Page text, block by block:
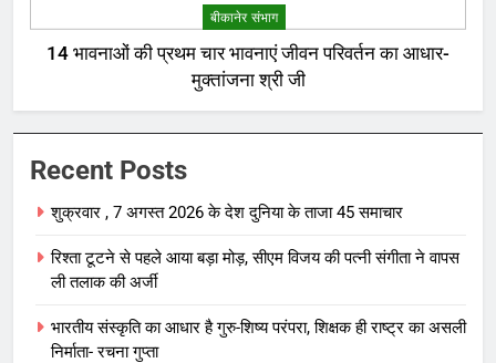
बीकानेर संभाग
14 भावनाओं की प्रथम चार भावनाएं जीवन परिवर्तन का आधार-
मुक्तांजना श्री जी
Recent Posts
शुक्रवार , 7 अगस्त 2026 के देश दुनिया के ताजा 45 समाचार
रिश्ता टूटने से पहले आया बड़ा मोड़, सीएम विजय की पत्नी संगीता ने वापस
ली तलाक की अर्जी
भारतीय संस्कृति का आधार है गुरु-शिष्य परंपरा, शिक्षक ही राष्ट्र का असली
निर्माता- रचना गुप्ता